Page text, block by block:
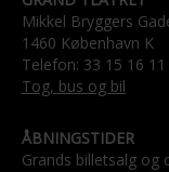
Mikkel Bryggers
1460 København K
Telefon: 33 15 16 11
Tog, bus og bil
ÅBNINGSTIDER
Grands billetsalg